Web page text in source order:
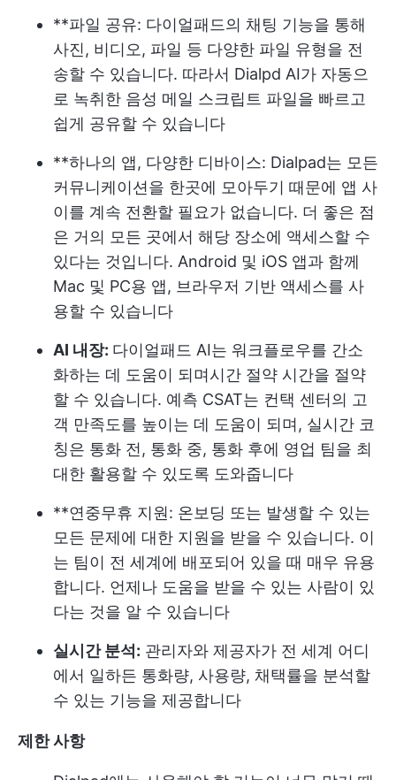
**파일 공유: 다이얼패드의 채팅 기능을 통해
사진, 비디오, 파일 등 다양한 파일 유형을 전
송할 수 있습니다. 따라서 Dialpd AI가 자동으
로 녹취한 음성 메일 스크립트 파일을 빠르고
쉽게 공유할 수 있습니다
**하나의 앱, 다양한 디바이스: Dialpad는 모든
커뮤니케이션을 한곳에 모아두기 때문에 앱 사
이를 계속 전환할 필요가 없습니다. 더 좋은 점
은 거의 모든 곳에서 해당 장소에 액세스할 수
있다는 것입니다. Android 및 iOS 앱과 함께
Mac 및 PC용 앱, 브라우저 기반 액세스를 사
용할 수 있습니다
AI 내장: 다이얼패드 AI는 워크플로우를 간소
화하는 데 도움이 되며시간 절약 시간을 절약
할 수 있습니다. 예측 CSAT는 컨택 센터의 고
객 만족도를 높이는 데 도움이 되며, 실시간 코
칭은 통화 전, 통화 중, 통화 후에 영업 팀을 최
대한 활용할 수 있도록 도와줍니다
**연중무휴 지원: 온보딩 또는 발생할 수 있는
모든 문제에 대한 지원을 받을 수 있습니다. 이
는 팀이 전 세계에 배포되어 있을 때 매우 유용
합니다. 언제나 도움을 받을 수 있는 사람이 있
다는 것을 알 수 있습니다
실시간 분석: 관리자와 제공자가 전 세계 어디
에서 일하든 통화량, 사용량, 채택률을 분석할
수 있는 기능을 제공합니다
제한 사항